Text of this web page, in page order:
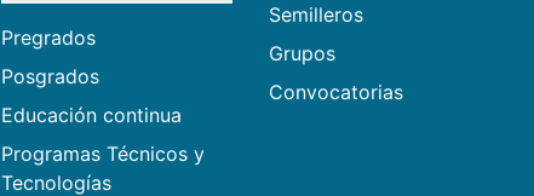
Pregrados
Posgrados
Educación continua
Programas Técnicos y
Tecnologías
Semilleros
Grupos
Convocatorias